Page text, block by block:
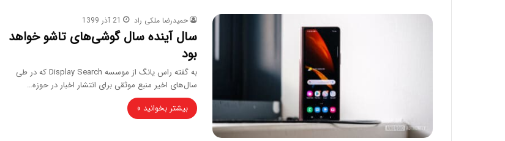
حمیدرضا ملکی راد 21 آذر 1399
سال آینده سال گوشی‌های تاشو خواهد
بود
به گفته راس یانگ از موسسه Display Search که در طی
سال‌های اخیر منبع موثقی برای انتشار اخبار در حوزه…
بیشتر بخوانید »